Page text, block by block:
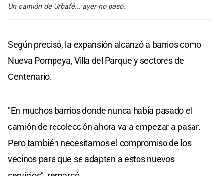
Un camión de Urbafé... ayer no pasó.
Según precisó, la expansión alcanzó a barrios como
Nueva Pompeya, Villa del Parque y sectores de
Centenario.
"En muchos barrios donde nunca había pasado el
camión de recolección ahora va a empezar a pasar.
Pero también necesitamos el compromiso de los
vecinos para que se adapten a estos nuevos